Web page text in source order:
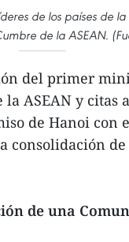
de los países de
de la ASEAN.
del primer
la ASEAN y citas
de Hanoi con
consolidación
de una